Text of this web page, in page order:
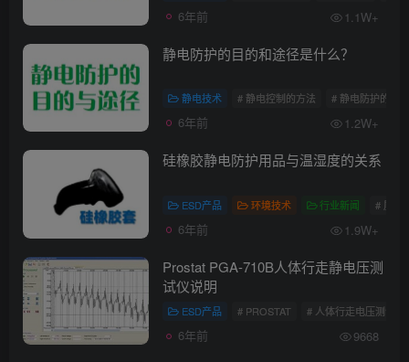
6年前 1.1W+
静电防护的目的和途径是什么？
静电技术 # 静电控制的方法 # 静电防护的目的
6年前 1.2W+
硅橡胶静电防护用品与温湿度的关系
ESD产品 环境技术 行业新闻 # 屏蔽
6年前 1.9W+
Prostat PGA-710B人体行走静电压测
试仪说明
ESD产品 # PROSTAT # 人体行走电压测试
6年前 9668